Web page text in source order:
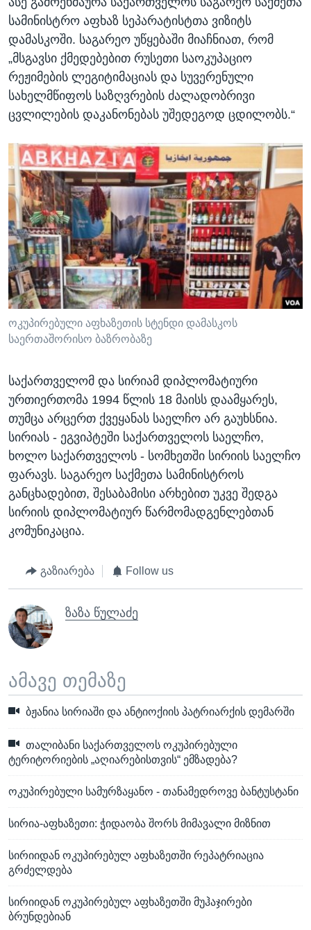
სამინისტრო აფხაზ სეპარატისტთა ვიზიტს
დამასკოში. საგარეო უწყებაში მიაჩნიათ, რომ
„მსგავსი ქმედებებით რუსეთი საოკუპაციო
რეჟიმების ლეგიტიმაციას და სუვერენული
სახელმწიფოს საზღვრების ძალადობრივი
ცვლილების დაკანონებას უშედეგოდ ცდილობს.“
ოკუპირებული აფხაზეთის სტენდი დამასკოს
საერთაშორისო ბაზრობაზე
საქართველომ და სირიამ დიპლომატიური
ურთიერთომა 1994 წლის 18 მაისს დაამყარეს,
თუმცა არცერთ ქვეყანას საელჩო არ გაუხსნია.
სირიას - ეგვიპტეში საქართველოს საელჩო,
ხოლო საქართველოს - სომხეთში სირიის საელჩო
ფარავს. საგარეო საქმეთა სამინისტროს
განცხადებით, შესაბამისი არხებით უკვე შედგა
სირიის დიპლომატიურ წარმომადგენლებთან
კომუნიკაცია.
გაზიარება Follow us
ზაზა წულაძე
ამავე თემაზე
ბჟანია სირიაში და ანტიოქიის პატრიარქის დემარში
თალიბანი საქართველოს ოკუპირებული
ტერიტორიების „აღიარებისთვის“ ემზადება?
ოკუპირებული სამურზაყანო - თანამედროვე ბანტუსტანი
სირია-აფხაზეთი: ჭიდაობა შორს მიმავალი მიზნით
სირიიდან ოკუპირებულ აფხაზეთში რეპატრიაცია
გრძელდება
სირიიდან ოკუპირებულ აფხაზეთში მუჰაჯირები
ბრუნდებიან